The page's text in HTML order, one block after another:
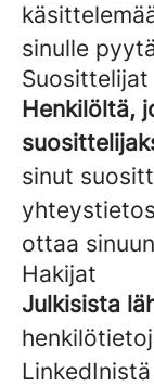
sinulle
Suosittelijat
Henkilöltä,
sinut
ottaa
Hakijat
Julkisista